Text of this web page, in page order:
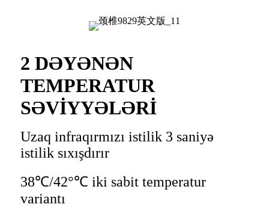
2 DƏYƏNƏN
TEMPERATUR
SƏVİYYƏLƏRİ
Uzaq infraqırmızı istilik 3 saniyə
istilik sıxışdırır
38℃/42°℃ iki sabit temperatur
variantı